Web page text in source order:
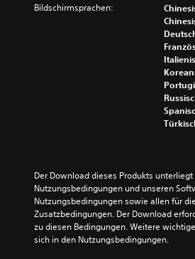
Bildschirmsprachen:
Der Download dieses Produkts
Nutzungsbedingungen und unseren
Nutzungsbedingungen sowie allen für
Zusatzbedingungen. Der Download
zu diesen Bedingungen. Weitere
sich in den Nutzungsbedingungen.